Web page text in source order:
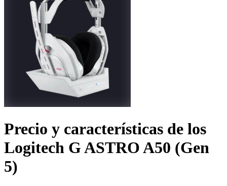
Precio y características de los
Logitech G ASTRO A50 (Gen
5)